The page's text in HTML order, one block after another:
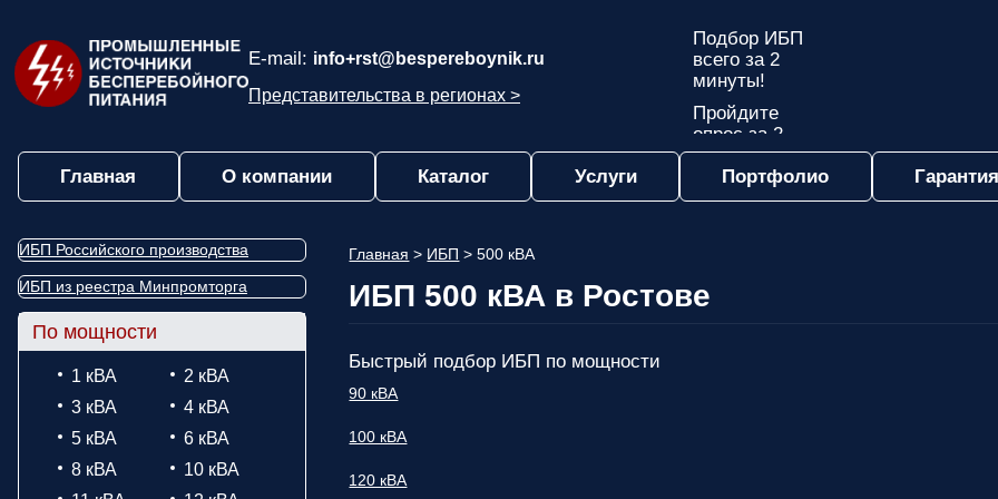
E-mail: info+rst@bespereboynik.ru
Представительства в регионах >
Главная О компании Каталог Услуги Портфолио
ИБП Российского производства
ИБП из реестра Минпромторга
По мощности
1 кВА
2 кВА
3 кВА
4 кВА
5 кВА
6 кВА
8 кВА
10 кВА
Главная > ИБП > 500 кВА
ИБП 500 кВА в Ростове
Быстрый подбор ИБП по мощности
90 кВА
100 кВА
120 кВА
Подбор ИБП
всего за 2
минуты!
Пройдите
опрос за 2
минуты
и узнайте,
какой ИБП
опрос и вы